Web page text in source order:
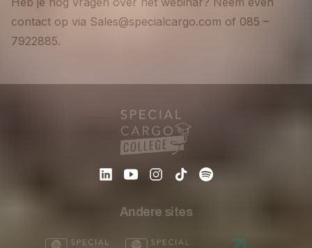
contact op via Sales@specialcargo.com of 085 –
7922885.
Andere sites